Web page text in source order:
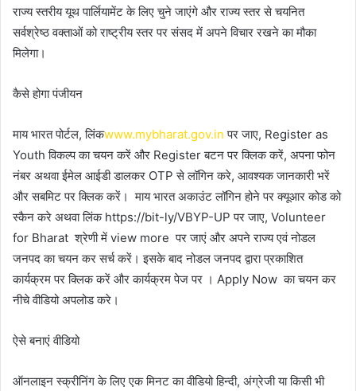
राज्य स्तरीय यूथ पार्लियामेंट के लिए चुने जाएंगे और राज्य स्तर से चयनित
सर्वश्रेष्ठ वक्ताओं को राष्ट्रीय स्तर पर संसद में अपने विचार रखने का मौका
मिलेगा।
कैसे होगा पंजीयन
माय भारत पोर्टल, लिंकwww.mybharat.gov.inपर जाए, Register as
Youth विकल्प का चयन करें और Register बटन पर क्लिक करें, अपना फोन
नंबर अथवा ईमेल आईडी डालकर OTP से लॉगिन करे, आवश्यक जानकारी भरें
और सबमिट पर क्लिक करें। माय भारत अकाउंट लॉगिन होने पर क्यूआर कोड को
स्कैन करे अथवा लिंक https://bit-ly/VBYP-UP पर जाए, Volunteer
for Bharat श्रेणी में view more पर जाएं और अपने राज्य एवं नोडल
जनपद का चयन कर सर्च करें। इसके बाद नोडल जनपद द्वारा प्रकाशित
कार्यक्रम पर क्लिक करें और कार्यक्रम पेज पर । Apply Now का चयन कर
नीचे वीडियो अपलोड करे।
ऐसे बनाएं वीडियो
ऑनलाइन स्क्रीनिंग के लिए एक मिनट का वीडियो हिन्दी, अंग्रेजी या किसी भी